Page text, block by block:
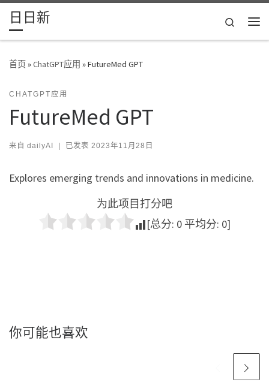
Skip to content
日日新
Search
首页»ChatGPT应用 »FutureMed GPT
CHATGPT应用
FutureMed GPT
来自 dailyAI | 已发表 2023年11月28日
Explores emerging trends and innovations in medicine.
为此项目打分吧
[总分: 0 平均分: 0]
你可能也喜欢